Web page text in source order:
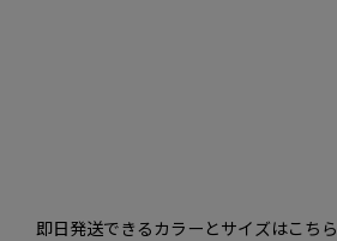
即日発送できるカラーとサイズはこちら